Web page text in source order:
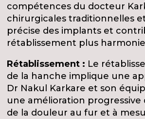
compétences du docteur
chirurgicales traditionnelles
précise des implants et
rétablissement plus
Rétablissement : Le
de la hanche implique une
Dr Nakul Karkare et son
une amélioration
de la douleur au fur et à